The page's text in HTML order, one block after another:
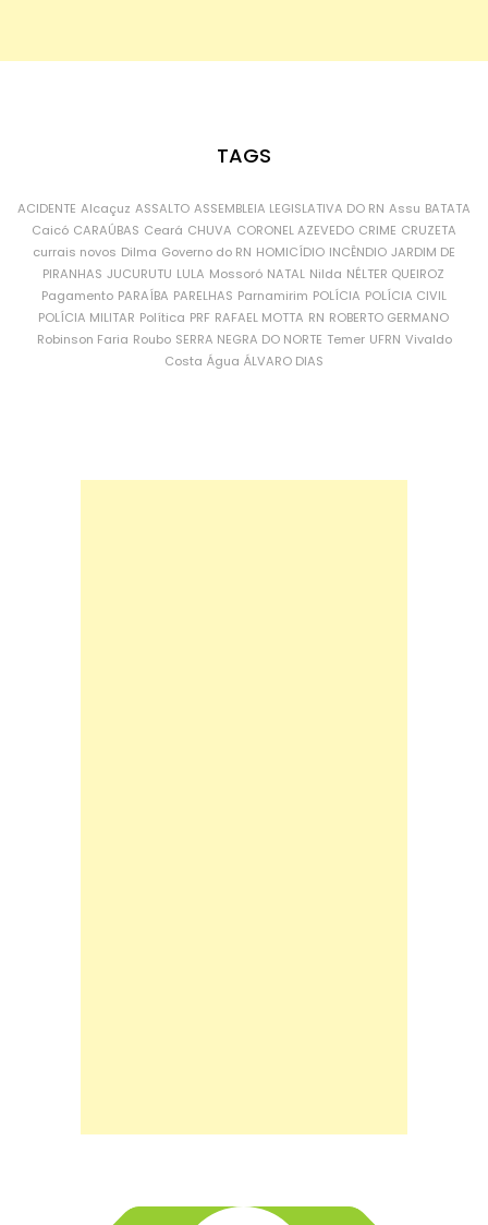
TAGS
ACIDENTE Alcaçuz ASSALTO ASSEMBLEIA LEGISLATIVA DO RN Assu BATATA
Caicó CARAÚBAS Ceará CHUVA CORONEL AZEVEDO CRIME CRUZETA
currais novos Dilma Governo do RN HOMICÍDIO INCÊNDIO JARDIM DE
PIRANHAS JUCURUTU LULA Mossoró NATAL Nilda NÉLTER QUEIROZ
Pagamento PARAÍBA PARELHAS Parnamirim POLÍCIA POLÍCIA CIVIL
POLÍCIA MILITAR Política PRF RAFAEL MOTTA RN ROBERTO GERMANO
Robinson Faria Roubo SERRA NEGRA DO NORTE Temer UFRN Vivaldo
Costa Água ÁLVARO DIAS